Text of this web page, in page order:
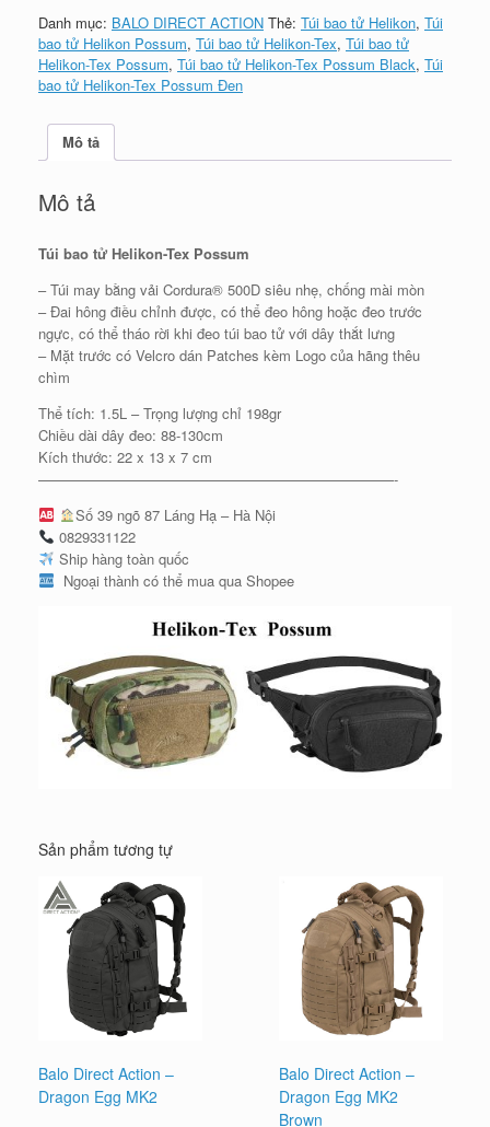
Tex
Possum
-
Black
lượng
Danh mục: BALO DIRECT ACTION Thẻ: Túi bao tử Helikon, Túi
bao tử Helikon Possum, Túi bao tử Helikon-Tex, Túi bao tử
Helikon-Tex Possum, Túi bao tử Helikon-Tex Possum Black, Túi
bao tử Helikon-Tex Possum Đen
Mô tả
Mô tả
Túi bao tử Helikon-Tex Possum
– Túi may bằng vải Cordura® 500D siêu nhẹ, chống mài mòn
– Đai hông điều chỉnh được, có thể đeo hông hoặc đeo trước
ngực, có thể tháo rời khi đeo túi bao tử với dây thắt lưng
– Mặt trước có Velcro dán Patches kèm Logo của hãng thêu
chìm
Thể tích: 1.5L – Trọng lượng chỉ 198gr
Chiều dài dây đeo: 88-130cm
Kích thước: 22 x 13 x 7 cm
—————————————————————————-
Số 39 ngõ 87 Láng Hạ – Hà Nội
0829331122
Ship hàng toàn quốc
Ngoại thành có thể mua qua Shopee
Sản phẩm tương tự
Balo Direct Action –
Dragon Egg MK2
Balo Direct Action –
Dragon Egg MK2
Brown